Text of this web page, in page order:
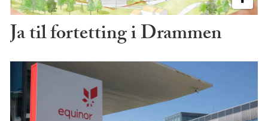
Ja til fortetting i Drammen